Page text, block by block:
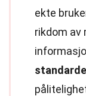
ekte
rikdom av